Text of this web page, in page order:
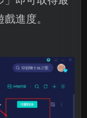
進度。